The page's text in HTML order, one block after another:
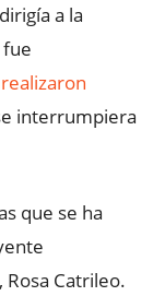
a la
interrumpiera
que se ha
Catrileo.